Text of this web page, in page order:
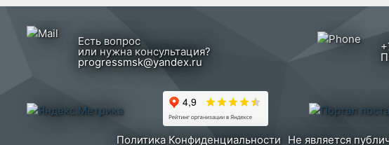
Есть вопрос
или нужна консультация?
progressmsk@yandex.ru
Политика Конфиденциальности Не является